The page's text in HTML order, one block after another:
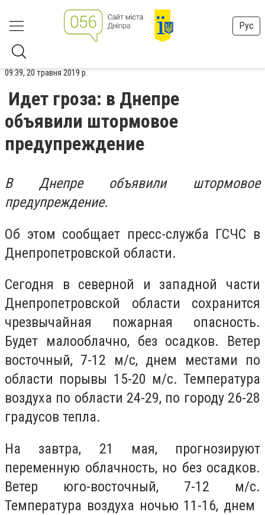
Рус
09:39, 20 травня 2019 р.
Идет гроза: в Днепре
объявили штормовое
предупреждение
В Днепре объявили штормовое
предупреждение.
Об этом сообщает пресс-служба ГСЧС в
Днепропетровской области.
Сегодня в северной и западной части
Днепропетровской области сохранится
чрезвычайная пожарная опасность.
Будет малооблачно, без осадков. Ветер
восточный, 7-12 м/с, днем ​​местами по
области порывы 15-20 м/с. Температура
воздуха по области ​​24-29, по городу ​​26-28
градусов тепла.
На завтра, 21 мая, прогнозируют
переменную облачность, но без осадков.
Ветер юго-восточный, 7-12 м/с.
Температура воздуха ночью 11-16, днем ​​